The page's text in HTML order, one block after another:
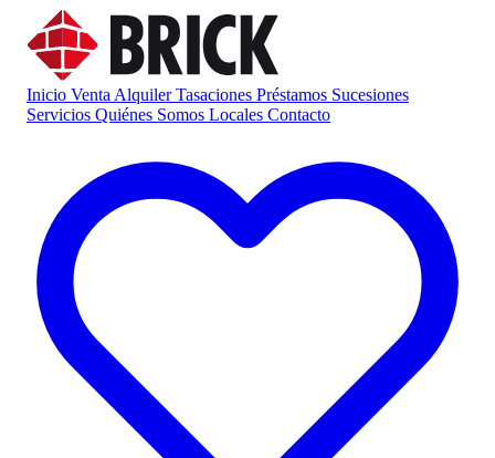
Inicio Venta AlquilerTasaciones Préstamos Sucesiones
Servicios Quiénes Somos Locales Contacto